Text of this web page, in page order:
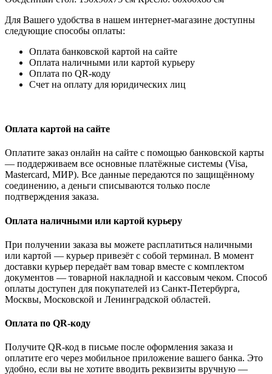
Для Вашего удобства в нашем интернет-магазине доступны
следующие способы оплаты:
Оплата банковской картой на сайте
Оплата наличными или картой курьеру
Оплата по QR-коду
Счет на оплату для юридических лиц
Оплата картой на сайте
Оплатите заказ онлайн на сайте с помощью банковской карты
— поддерживаем все основные платёжные системы (Visa,
Mastercard, МИР). Все данные передаются по защищённому
соединению, а деньги списываются только после
подтверждения заказа.
Оплата наличными или картой курьеру
При получении заказа вы можете расплатиться наличными
или картой — курьер привезёт с собой терминал. В момент
доставки курьер передаёт вам товар вместе с комплектом
документов — товарной накладной и кассовым чеком. Способ
оплаты доступен для покупателей из Санкт-Петербурга,
Москвы, Московской и Ленинградской областей.
Оплата по QR-коду
Получите QR-код в письме после оформления заказа и
оплатите его через мобильное приложение вашего банка. Это
удобно, если вы не хотите вводить реквизиты вручную —